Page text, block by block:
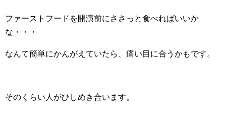
ファーストフードを開演前にささっと食べればいいか
な・・・
なんて簡単にかんがえていたら、痛い目に合うかもです。
そのくらい人がひしめき合います。